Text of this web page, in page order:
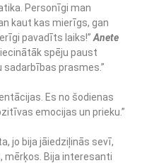
Personīgi man
kaut kas mierīgs, gan
pavadīts laiks!” Anete
spēju paust
sadarbības prasmes.”
Es no šodienas
emocijas un prieku.”
jo bija jāiedziļinās sevī,
mērķos. Bija interesanti